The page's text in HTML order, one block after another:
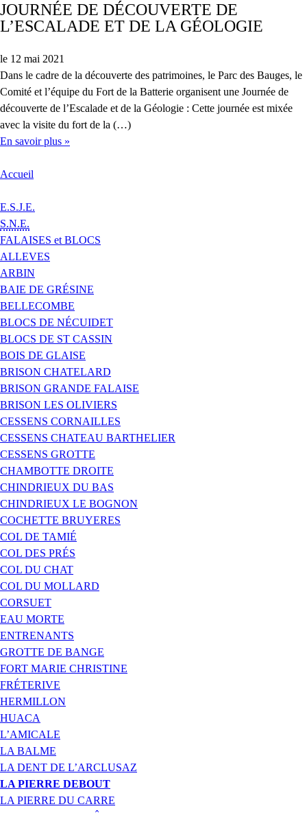
JOURNÉE DE DÉCOUVERTE DE
L’ESCALADE ET DE LA GÉOLOGIE
le 12 mai 2021
Dans le cadre de la découverte des patrimoines, le Parc des Bauges, le
Comité et l’équipe du Fort de la Batterie organisent une Journée de
découverte de l’Escalade et de la Géologie : Cette journée est mixée
avec la visite du fort de la (…)
En savoir plus »
Accueil
E.S.J.E.
S.N.E.
FALAISES et BLOCS
ALLEVES
ARBIN
BAIE DE GRÉSINE
BELLECOMBE
BLOCS DE NÉCUIDET
BLOCS DE ST CASSIN
BOIS DE GLAISE
BRISON CHATELARD
BRISON GRANDE FALAISE
BRISON LES OLIVIERS
CESSENS CORNAILLES
CESSENS CHATEAU BARTHELIER
CESSENS GROTTE
CHAMBOTTE DROITE
CHINDRIEUX DU BAS
CHINDRIEUX LE BOGNON
COCHETTE BRUYERES
COL DE TAMIÉ
COL DES PRÉS
COL DU CHAT
COL DU MOLLARD
CORSUET
EAU MORTE
ENTRENANTS
GROTTE DE BANGE
FORT MARIE CHRISTINE
FRÉTERIVE
HERMILLON
HUACA
L’AMICALE
LA BALME
LA DENT DE L’ARCLUSAZ
LA PIERRE DEBOUT
LA PIERRE DU CARRE